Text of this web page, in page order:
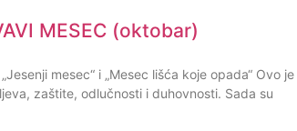
MESEC (oktobar)
mesec“ i „Mesec lišća koje opada“ Ovo je
zaštite, odlučnosti i duhovnosti. Sada su